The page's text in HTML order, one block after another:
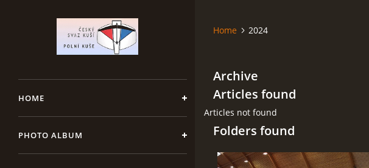
HOME
PHOTO ALBUM
Home 2024
Archive
Articles found
Articles not found
Folders found